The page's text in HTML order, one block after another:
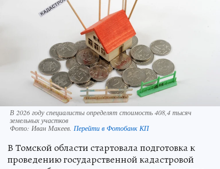
В 2026 году специалисты определят стоимость 408,4 тысяч
земельных участков
Фото: Иван Макеев. Перейти в Фотобанк КП
В Томской области стартовала подготовка к
проведению государственной кадастровой